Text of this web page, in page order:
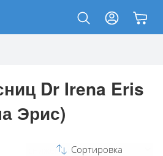
Dr Irena Eris
Эрис)
Сортировка